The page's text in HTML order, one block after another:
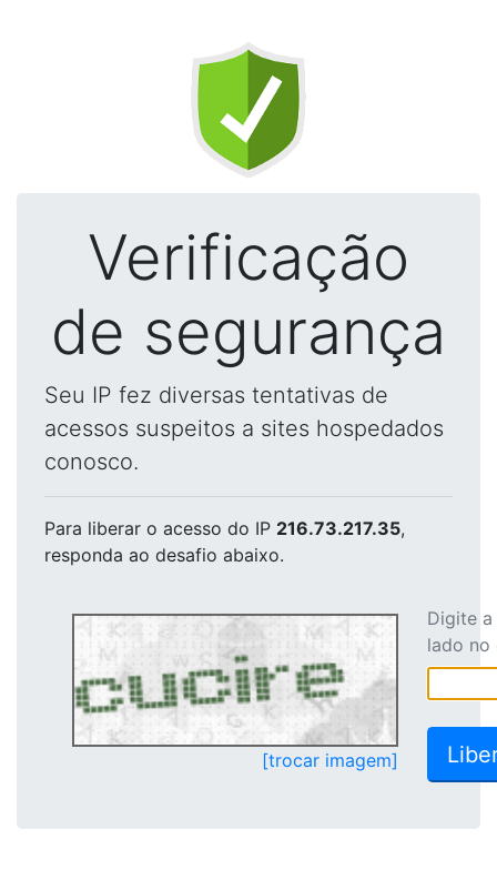
Verificação
de segurança
Seu IP fez diversas tentativas de
acessos suspeitos a sites hospedados
conosco.
Para liberar o acesso do IP 216.73.217.35,
responda ao desafio abaixo.
[trocar imagem]
Digite
lado no